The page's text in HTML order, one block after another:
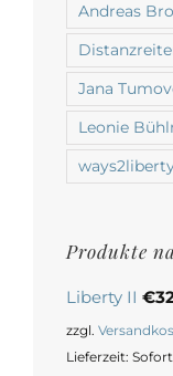
Andreas
Jana
Leonie
Produkte
Liberty II €
zzgl.
Lieferzeit: